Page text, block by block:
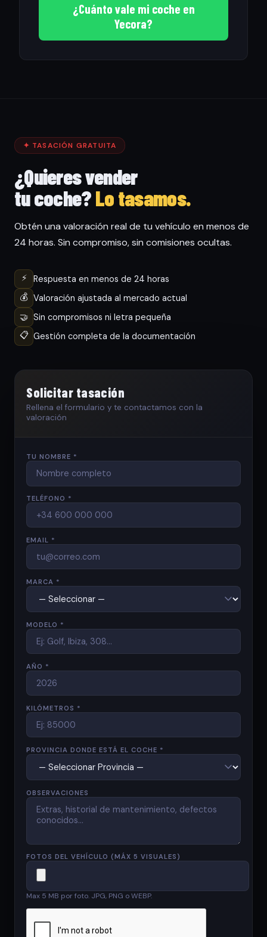
¿Cuánto vale mi coche en
Yecora?
✦ TASACIÓN GRATUITA
¿Quieres vender
tu coche?Lo tasamos.
Obtén una valoración real de tu vehículo en menos de
24 horas. Sin compromiso, sin comisiones ocultas.
⚡
Respuesta en menos de 24 horas
💰 Valoración ajustada al mercado actual
🤝 Sin compromisos ni letra pequeña
📋 Gestión completa de la documentación
Solicitar tasación
Rellena el formulario y te contactamos con la
valoración
TU NOMBRE *
TELÉFONO *
EMAIL *
MARCA *
MODELO *
AÑO *
KILÓMETROS *
PROVINCIA DONDE ESTÁ EL COCHE *
OBSERVACIONES
FOTOS DEL VEHÍCULO (MÁX 5 VISUALES)
Max 5 MB por foto. JPG, PNG o WEBP.